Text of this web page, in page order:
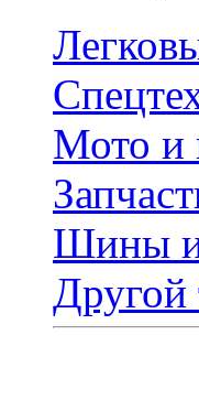
Мото и
Шины
Другой